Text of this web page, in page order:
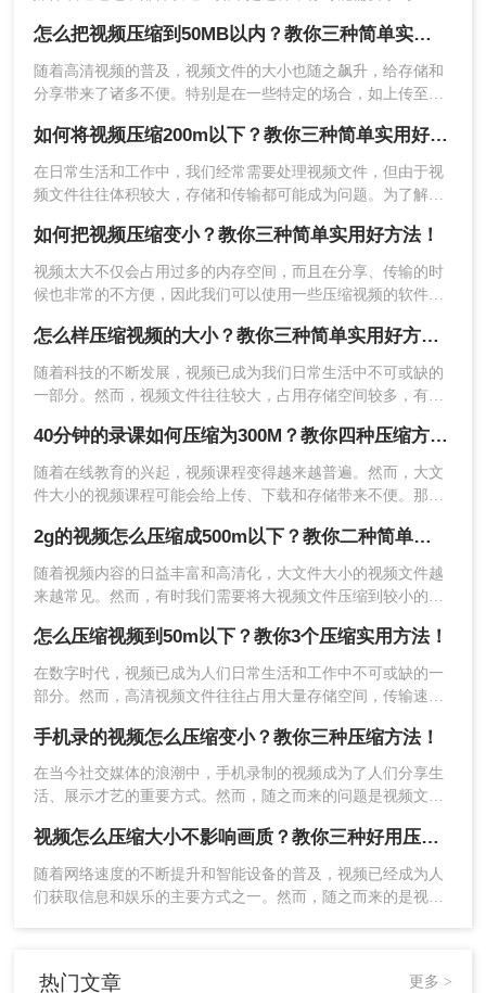
https://pdftoword.55.la/videocompress/
2、点击中间的“选择文件”，添加你要压缩的视频，
支持的视频格式有：mp4、wmv、avi、mov、flv、
m4v、mkv等。
3、上传视频后还可以根据自己的需求选择输出格
式，调整视频宽度、文件大小、视频比特率、视频
开始压缩。
那么如何将视频压缩到300MB以下呢？在本文中，我们将分享
一些简单而有效的方法来帮助你将视频压缩到300MB以下。
怎么把视频压缩到50MB以内？教你三种简单实用好方法！
​随着高清视频的普及，视频文件的大小也随之飙升，给存储和
分享带来了诸多不便。特别是在一些特定的场合，如上传至某
那么怎么把视频压缩到50MB以内呢？接下来，我将为您介绍三
种简单而有效的视频压缩方法。
如何将视频压缩200m以下？教你三种简单实用好方法！
在日常生活和工作中，我们经常需要处理视频文件，但由于视
频文件往往体积较大，存储和传输都可能成为问题。为了解决
何将视频压缩200m以下呢？本文将介绍几种方法，帮助您轻松
将视频压缩至200M以下。
如何把视频压缩变小？教你三种简单实用好方法！
视频太大不仅会占用过多的内存空间，而且在分享、传输的时
候也非常的不方便，因此我们可以使用一些压缩视频的软件对
来诸多的便捷，那么你们知道如何把视频压缩变小吗？下面给
大家分享三个不错的视频压缩方法，一起来了解下吧！
怎么样压缩视频的大小？教你三种简单实用好方法！
随着科技的不断发展，视频已成为我们日常生活中不可或缺的
一部分。然而，视频文件往往较大，占用存储空间较多，有时
么样压缩视频的大小呢？下面，我将为您介绍三种实用的视频
压缩方法。
40分钟的录课如何压缩为300M？教你四种压缩方法！
随着在线教育的兴起，视频课程变得越来越普遍。然而，大文
件大小的视频课程可能会给上传、下载和存储带来不便。那么
您将40分钟的录课压缩至300MB。
2g的视频怎么压缩成500m以下？教你二种简单实用好方法！
随着视频内容的日益丰富和高清化，大文件大小的视频文件越
来越常见。然而，有时我们需要将大视频文件压缩到较小的尺
500m以下呢？本文将介绍两大策略，帮助您将2GB的视频压缩
至500MB以下。
怎么压缩视频到50m以下？教你3个压缩实用方法！
在数字时代，视频已成为人们日常生活和工作中不可或缺的一
部分。然而，高清视频文件往往占用大量存储空间，传输速度
种高效且实用的视频压缩方法。
手机录的视频怎么压缩变小？教你三种压缩方法！
在当今社交媒体的浪潮中，手机录制的视频成为了人们分享生
活、展示才艺的重要方式。然而，随之而来的问题是视频文件
手机录的视频进行压缩处理，使其文件大小变小成为了很多人
关注的焦点。下面我们将为您介绍手机录的视频怎么压缩变小
的方法，让您的视频更加轻巧便利。
视频怎么压缩大小不影响画质？教你三种好用压缩方法！
随着网络速度的不断提升和智能设备的普及，视频已经成为人
们获取信息和娱乐的主要方式之一。然而，随之而来的是视频
热门文章 更多 >